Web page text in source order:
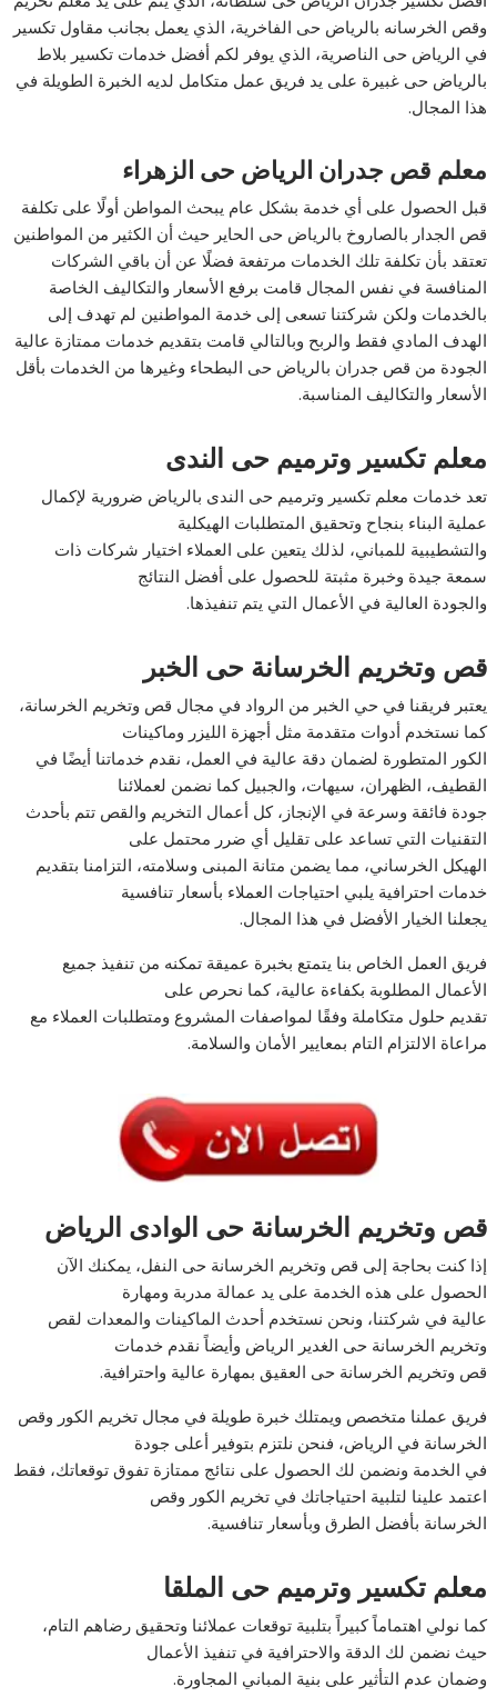
وقص الخرسانه بالرياض حى الفاخرية، الذي يعمل بجانب مقاول تكسير
في الرياض حى الناصرية، الذي يوفر لكم أفضل خدمات تكسير بلاط
بالرياض حى غبيرة على يد فريق عمل متكامل لديه الخبرة الطويلة في
هذا المجال.
معلم قص جدران الرياض حى الزهراء
قبل الحصول على أي خدمة بشكل عام يبحث المواطن أولًا على تكلفة
قص الجدار بالصاروخ بالرياض حى الحاير حيث أن الكثير من المواطنين
تعتقد بأن تكلفة تلك الخدمات مرتفعة فضلًا عن أن باقي الشركات
المنافسة في نفس المجال قامت برفع الأسعار والتكاليف الخاصة
بالخدمات ولكن شركتنا تسعى إلى خدمة المواطنين لم تهدف إلى
الهدف المادي فقط والربح وبالتالي قامت بتقديم خدمات ممتازة عالية
الجودة من قص جدران بالرياض حى البطحاء وغيرها من الخدمات بأقل
الأسعار والتكاليف المناسبة.
معلم تكسير وترميم حى الندى
تعد خدمات معلم تكسير وترميم حى الندى بالرياض ضرورية لإكمال
عملية البناء بنجاح وتحقيق المتطلبات الهيكلية
والتشطيبية للمباني، لذلك يتعين على العملاء اختيار شركات ذات
سمعة جيدة وخبرة مثبتة للحصول على أفضل النتائج
والجودة العالية في الأعمال التي يتم تنفيذها.
قص وتخريم الخرسانة حى الخبر
يعتبر فريقنا في حي الخبر من الرواد في مجال قص وتخريم الخرسانة،
كما نستخدم أدوات متقدمة مثل أجهزة الليزر وماكينات
الكور المتطورة لضمان دقة عالية في العمل، نقدم خدماتنا أيضًا في
القطيف، الظهران، سيهات، والجبيل كما نضمن لعملائنا
جودة فائقة وسرعة في الإنجاز، كل أعمال التخريم والقص تتم بأحدث
التقنيات التي تساعد على تقليل أي ضرر محتمل على
الهيكل الخرساني، مما يضمن متانة المبنى وسلامته، التزامنا بتقديم
خدمات احترافية يلبي احتياجات العملاء بأسعار تنافسية
يجعلنا الخيار الأفضل في هذا المجال.
فريق العمل الخاص بنا يتمتع بخبرة عميقة تمكنه من تنفيذ جميع
الأعمال المطلوبة بكفاءة عالية، كما نحرص على
تقديم حلول متكاملة وفقًا لمواصفات المشروع ومتطلبات العملاء مع
مراعاة الالتزام التام بمعايير الأمان والسلامة.
قص وتخريم الخرسانة حى الوادى الرياض
إذا كنت بحاجة إلى قص وتخريم الخرسانة حى النفل، يمكنك الآن
الحصول على هذه الخدمة على يد عمالة مدربة ومهارة
عالية في شركتنا، ونحن نستخدم أحدث الماكينات والمعدات لقص
وتخريم الخرسانة حى الغدير الرياض وأيضاً نقدم خدمات
قص وتخريم الخرسانة حى العقيق بمهارة عالية واحترافية.
فريق عملنا متخصص ويمتلك خبرة طويلة في مجال تخريم الكور وقص
الخرسانة في الرياض، فنحن نلتزم بتوفير أعلى جودة
في الخدمة ونضمن لك الحصول على نتائج ممتازة تفوق توقعاتك، فقط
اعتمد علينا لتلبية احتياجاتك في تخريم الكور وقص
الخرسانة بأفضل الطرق وبأسعار تنافسية.
معلم تكسير وترميم حى الملقا
كما نولي اهتماماً كبيراً بتلبية توقعات عملائنا وتحقيق رضاهم التام،
حيث نضمن لك الدقة والاحترافية في تنفيذ الأعمال
وضمان عدم التأثير على بنية المباني المجاورة.